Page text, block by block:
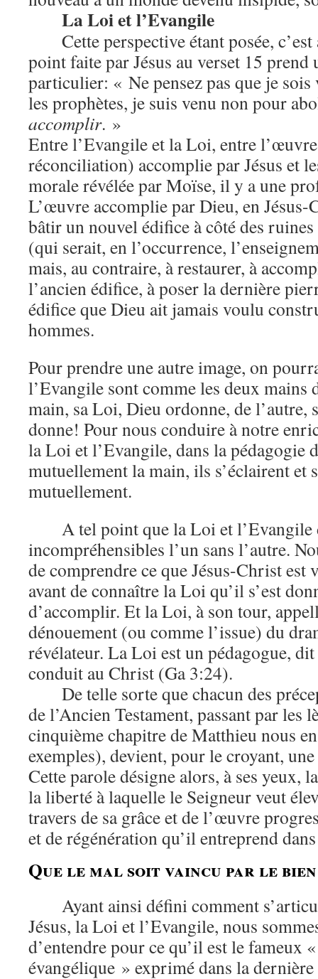
La Loi et l’Evangile
Cette perspective étant posée,
point faite par Jésus au verset 15
particulier: « Ne pensez pas que je
les prophètes, je suis venu non pour
accomplir. »
Entre l’Evangile et la Loi, entre
réconciliation) accomplie par Jésus et
morale révélée par Moïse, il y a une
L’œuvre accomplie par Dieu, en Jésus-
bâtir un nouvel édifice à côté des
(qui serait, en l’occurrence,
mais, au contraire, à restaurer, à
l’ancien édifice, à poser la dernière
édifice que Dieu ait jamais voulu
hommes.
Pour prendre une autre image, on
l’Evangile sont comme les deux mains
main, sa Loi, Dieu ordonne, de l’autre,
donne! Pour nous conduire à notre
la Loi et l’Evangile, dans la pédagogie
mutuellement la main, ils s’éclairent et
mutuellement.
A tel point que la Loi et l’Evangile
incompréhensibles l’un sans l’autre.
de comprendre ce que Jésus-Christ est
avant de connaître la Loi qu’il s’est
d’accomplir. Et la Loi, à son tour,
dénouement (ou comme l’issue) du
révélateur. La Loi est un pédagogue,
conduit au Christ (Ga 3:24).
De telle sorte que chacun des
de l’Ancien Testament, passant par les
cinquième chapitre de Matthieu nous
exemples), devient, pour le croyant,
Cette parole désigne alors, à ses yeux,
la liberté à laquelle le Seigneur veut
travers de sa grâce et de l’œuvre
et de régénération qu’il entreprend
Que le mal soit vaincu par le bien
Ayant ainsi défini comment
Jésus, la Loi et l’Evangile, nous
d’entendre pour ce qu’il est le fameux
évangélique » exprimé dans la